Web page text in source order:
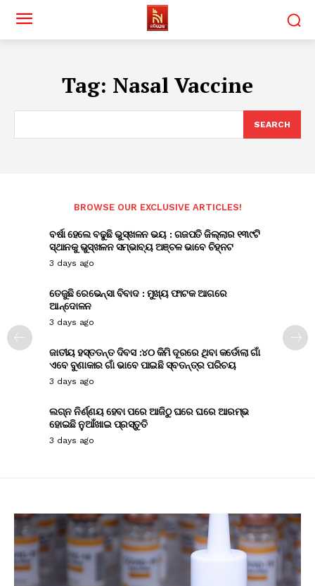
Tag: Nasal Vaccine
SEARCH
BROWSE OUR EXCLUSIVE ARTICLES!
ବର୍ଷା ହେଲେ ବଢୁଛି ଭୁସ୍ଖଳନ ଭୟ : ଗଜପତି ଜିଲ୍ଲାର ୧୩୯ଟି
ସ୍ଥାନକୁ ଭୁସ୍ଖଳନ ସମ୍ଭାବ୍ୟ ଅଞ୍ଚଳ ଭାବେ ଚିହ୍ନଟ
3 days ago
ତେଜୁଛି ରେଭେନ୍ସା ବିବାଦ : ମୁଖ୍ୟ ଫାଟକ ଆଗରେ
ଆନ୍ଦୋଳନ
3 days ago
ଜାତୀୟ ହସ୍ତତନ୍ତ ଦିବସ :୪୦ କିମି ଦୂରରେ ଥିବା କର୍ଡୋଲା ଗାଁ
ଏବେ ବୁଣାକାର ଗାଁ ଭାବେ ପାଇଛି ସ୍ବତନ୍ତ୍ର ପରିଚୟ
3 days ago
ଲଗ୍ନ ନିର୍ଣ୍ଣୟ ହେବା ପରେ ଆଜିଠୁ ଘରେ ଘରେ ଆରମ୍ଭ
ହୋଇଛି ନୁଆଁଖାଇ ପ୍ରସ୍ତୁତି
3 days ago